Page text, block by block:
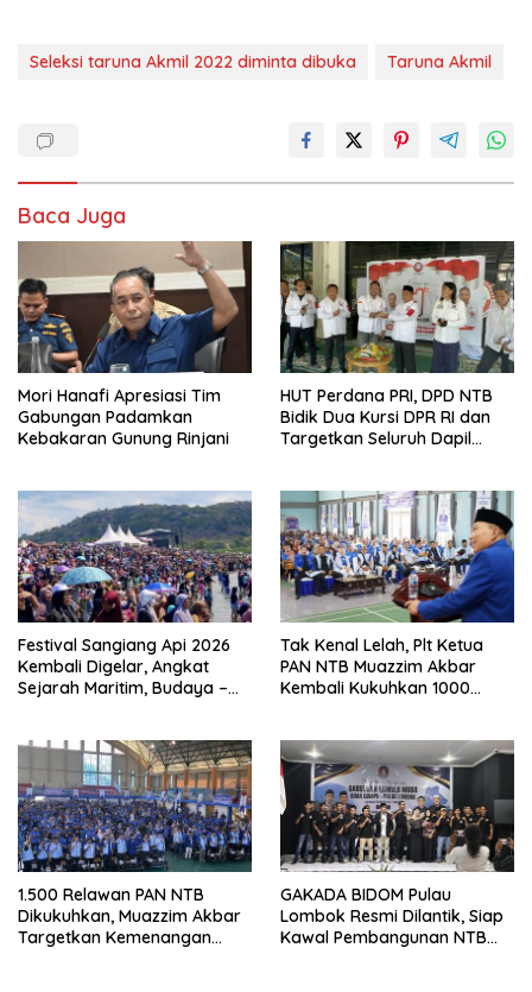
Seleksi taruna Akmil 2022 diminta dibuka Taruna Akmil
Baca Juga
Mori Hanafi Apresiasi Tim
Gabungan Padamkan
Kebakaran Gunung Rinjani
HUT Perdana PRI, DPD NTB
Bidik Dua Kursi DPR RI dan
Targetkan Seluruh Dapil
Festival Sangiang Api 2026
Kembali Digelar, Angkat
Sejarah Maritim, Budaya –
Tak Kenal Lelah, Plt Ketua
PAN NTB Muazzim Akbar
Kembali Kukuhkan 1000
1.500 Relawan PAN NTB
Dikukuhkan, Muazzim Akbar
Targetkan Kemenangan
GAKADA BIDOM Pulau
Lombok Resmi Dilantik, Siap
Kawal Pembangunan NTB